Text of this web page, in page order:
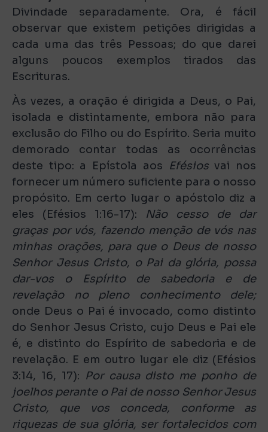
Divindade separadamente. Ora, é fácil
observar que existem petições dirigidas a
cada uma das três Pessoas; do que darei
alguns poucos exemplos tirados das
Escrituras.
Às vezes, a oração é dirigida a Deus, o Pai,
isolada e distintamente, embora não para
exclusão do Filho ou do Espírito. Seria muito
demorado contar todas as ocorrências
deste tipo: a Epístola aos Efésiosvai nos
fornecer um número suficiente para o nosso
propósito. Em certo lugar o apóstolo diz a
eles (Efésios 1:16-17): Não cesso de dar
graças por vós, fazendo menção de vós nas
minhas orações, para que o Deus de nosso
Senhor Jesus Cristo, o Pai da glória, possa
dar-vos o Espírito de sabedoria e de
revelação no pleno conhecimento dele;
onde Deus o Pai é invocado, como distinto
do Senhor Jesus Cristo, cujo Deus e Pai ele
é, e distinto do Espírito de sabedoria e de
revelação. E em outro lugar ele diz (Efésios
3:14, 16, 17): Por causa disto me ponho de
joelhos perante o Pai de nosso Senhor Jesus
Cristo, que vos conceda, conforme as
riquezas de sua glória, ser fortalecidos com